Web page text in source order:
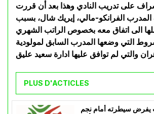
على تدريب النادي وهذا بعد أن قررت
الفرانكو-مالي، إيريك شال، بسبب
الى اتفاق معه بخصوص الراتب الشهري
التي وضعها المدرب السابق لمولودية
PLUS D'ACTICLES
يفرض سيطرته أمام نجم